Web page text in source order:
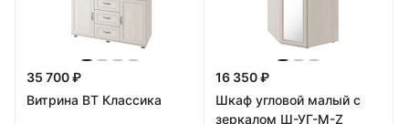
35 700 ₽
Витрина ВТ Классика
16 350 ₽
Шкаф угловой малый с
зеркалом Ш-УГ-М-Z